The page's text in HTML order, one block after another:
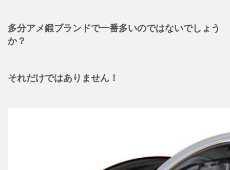
多分アメ鍛ブランドで一番多いのではないでしょう
か？
それだけではありません！